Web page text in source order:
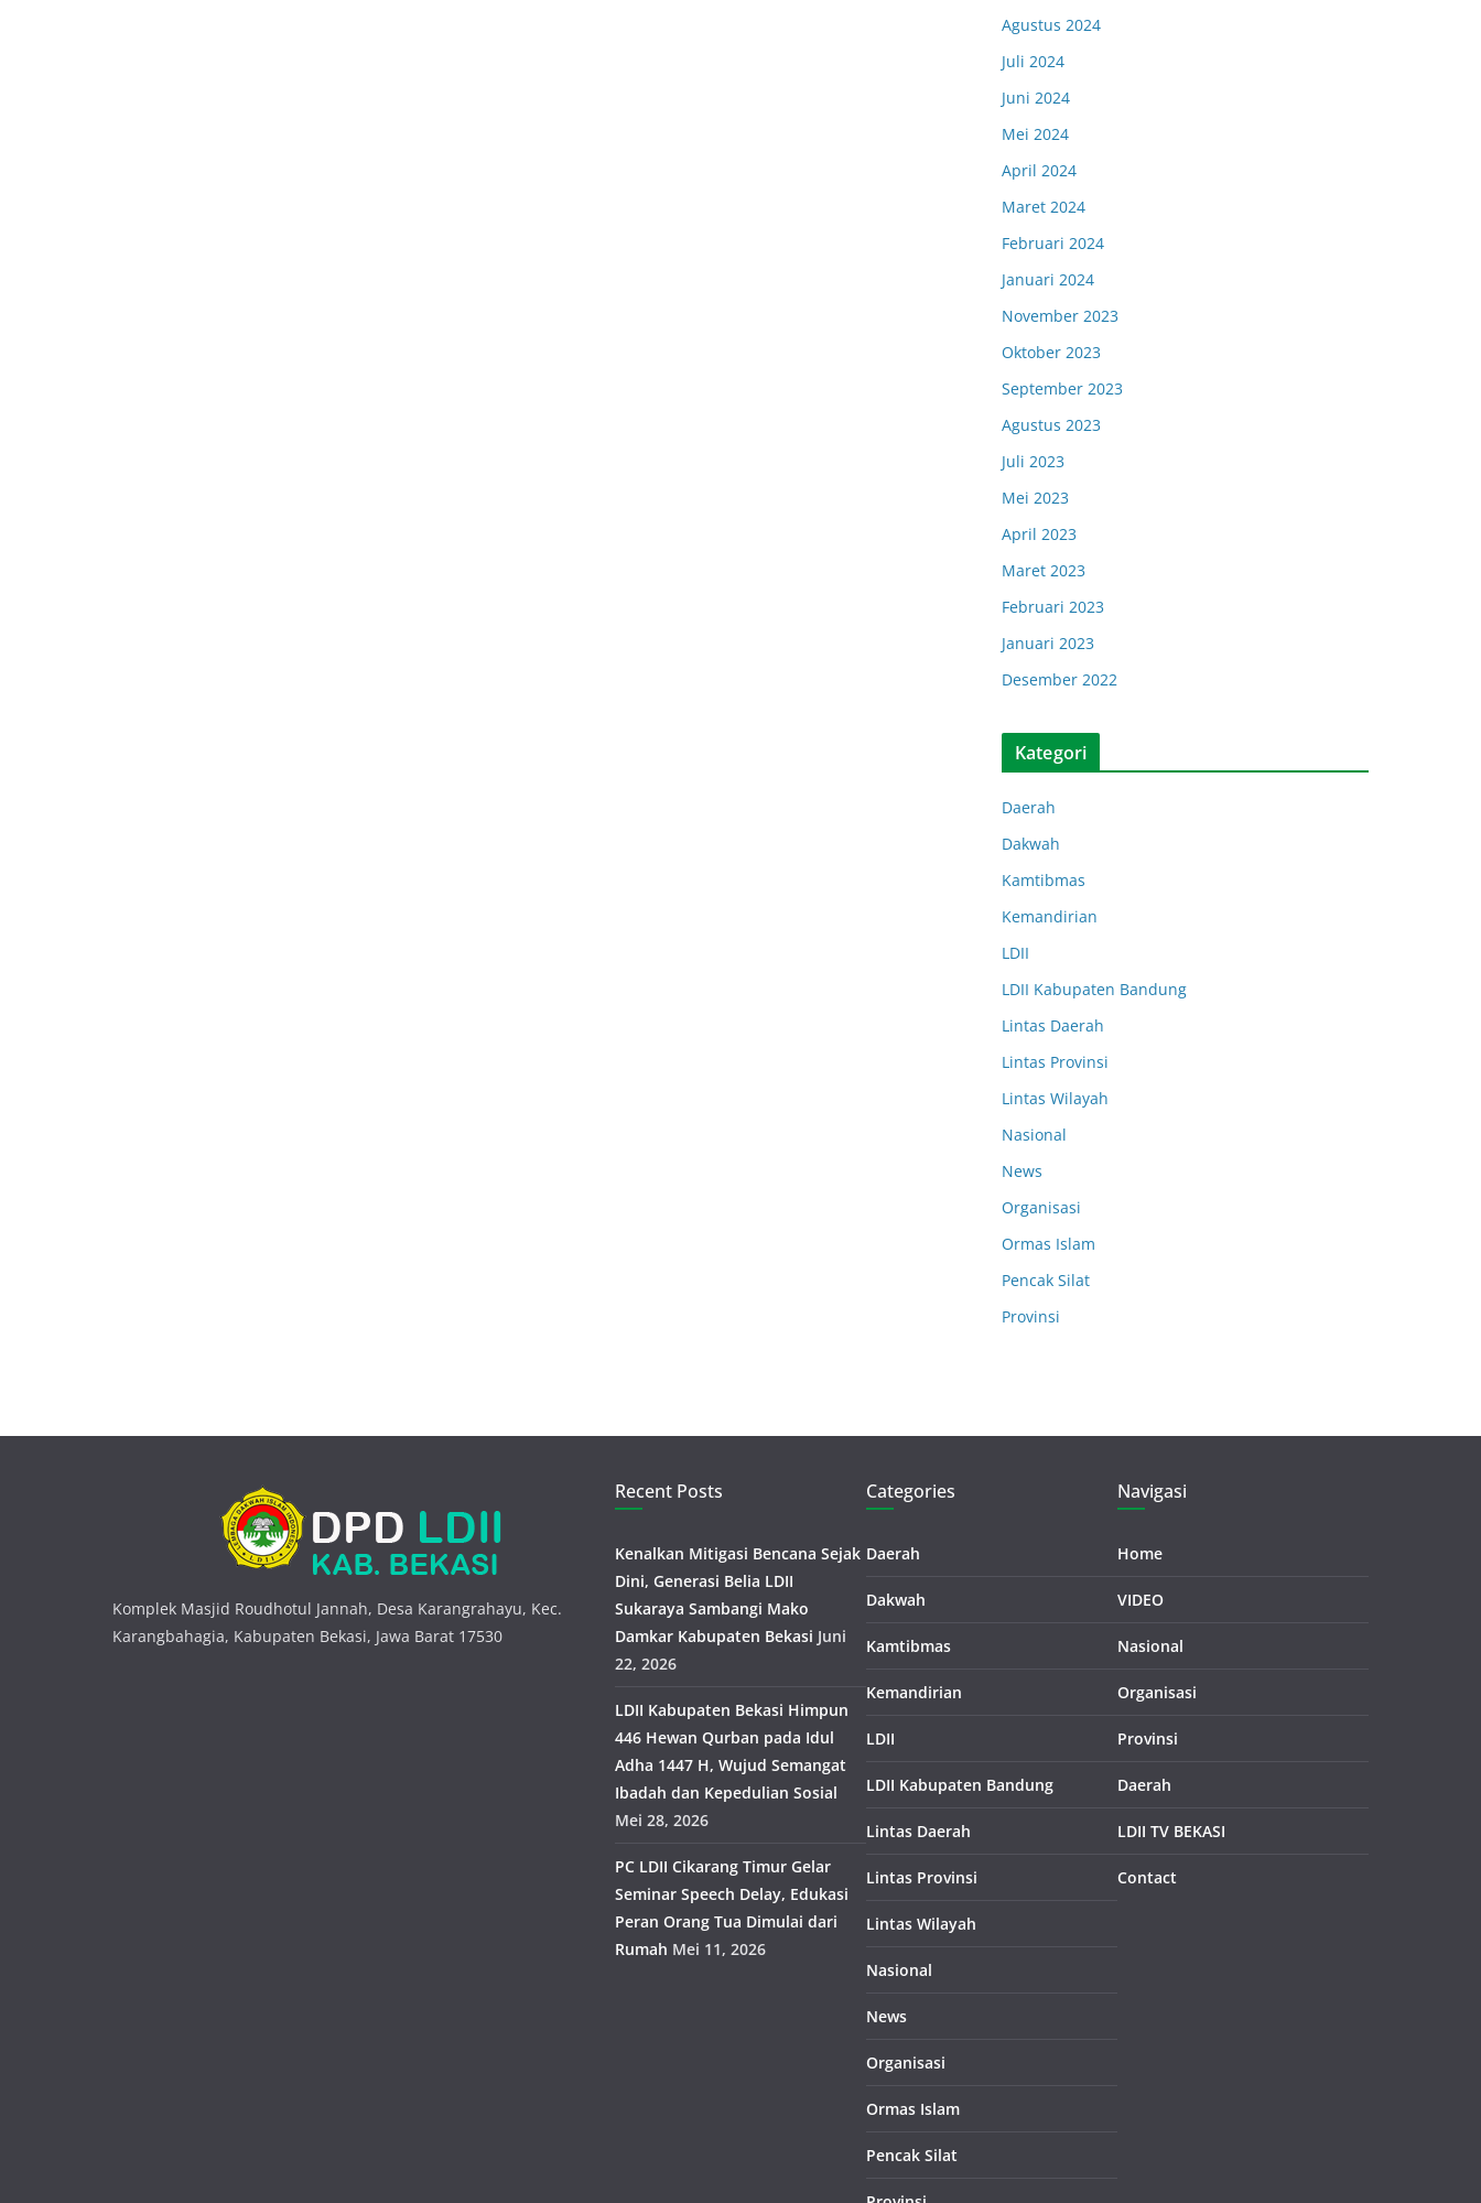
Agustus 2024
Juli 2024
Juni 2024
Mei 2024
April 2024
Maret 2024
Februari 2024
Januari 2024
November 2023
Oktober 2023
September 2023
Agustus 2023
Juli 2023
Mei 2023
April 2023
Maret 2023
Februari 2023
Januari 2023
Desember 2022
Kategori
Daerah
Dakwah
Kamtibmas
Kemandirian
LDII
LDII Kabupaten Bandung
Lintas Daerah
Lintas Provinsi
Lintas Wilayah
Nasional
News
Organisasi
Ormas Islam
Pencak Silat
Provinsi
Komplek Masjid Roudhotul Jannah, Desa Karangrahayu, Kec.
Karangbahagia, Kabupaten Bekasi, Jawa Barat 17530
Recent Posts
Kenalkan Mitigasi Bencana Sejak
Dini, Generasi Belia LDII
Sukaraya Sambangi Mako
Damkar Kabupaten Bekasi Juni
22, 2026
LDII Kabupaten Bekasi Himpun
446 Hewan Qurban pada Idul
Adha 1447 H, Wujud Semangat
Ibadah dan Kepedulian Sosial
Mei 28, 2026
PC LDII Cikarang Timur Gelar
Seminar Speech Delay, Edukasi
Peran Orang Tua Dimulai dari
Rumah Mei 11, 2026
Categories
Daerah
Dakwah
Kamtibmas
Kemandirian
LDII
LDII Kabupaten Bandung
Lintas Daerah
Lintas Provinsi
Lintas Wilayah
Nasional
News
Organisasi
Ormas Islam
Pencak Silat
Navigasi
Home
VIDEO
Nasional
Organisasi
Provinsi
Daerah
LDII TV BEKASI
Contact